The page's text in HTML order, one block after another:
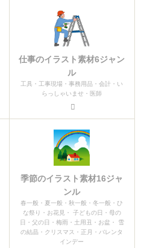
仕事のイラスト素材6ジャン
ル
工具・工事現場・事務用品・会計・い
らっしゃいませ・医師
季節のイラスト素材16ジャ
ンル
春一般・夏一般・秋一般・冬一般・ひ
な祭り・お花見・ 子どもの日・母の
日・父の日・梅雨・土用丑・お盆・ 雪
の結晶・クリスマス・正月・バレンタ
インデー